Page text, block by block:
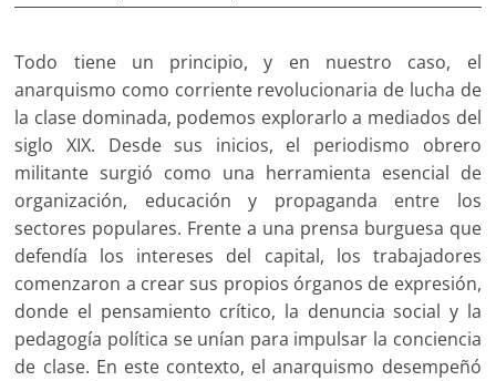
Todo tiene un principio, y en nuestro caso, el
anarquismo como corriente revolucionaria de lucha de
la clase dominada, podemos explorarlo a mediados del
siglo XIX. Desde sus inicios, el periodismo obrero
militante surgió como una herramienta esencial de
organización, educación y propaganda entre los
sectores populares. Frente a una prensa burguesa que
defendía los intereses del capital, los trabajadores
comenzaron a crear sus propios órganos de expresión,
donde el pensamiento crítico, la denuncia social y la
pedagogía política se unían para impulsar la conciencia
de clase. En este contexto, el anarquismo desempeñó